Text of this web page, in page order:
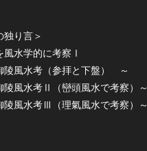
独り言＞
風水学的に考察Ⅰ
風水考（参拝と下盤） ～
陵風水考Ⅱ（巒頭風水で考察）～
陵風水考Ⅲ（理氣風水で考察）～